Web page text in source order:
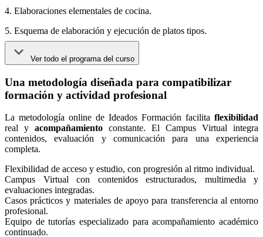
4. Elaboraciones elementales de cocina.
5. Esquema de elaboración y ejecución de platos tipos.
Ver todo el programa del curso
Una metodología diseñada para compatibilizar
formación y actividad profesional
La metodología online de Ideados Formación facilita flexibilidad
real y acompañamiento constante. El Campus Virtual integra
contenidos, evaluación y comunicación para una experiencia
completa.
Flexibilidad de acceso y estudio, con progresión al ritmo individual.
Campus Virtual con contenidos estructurados, multimedia y
evaluaciones integradas.
Casos prácticos y materiales de apoyo para transferencia al entorno
profesional.
Equipo de tutorías especializado para acompañamiento académico
continuado.